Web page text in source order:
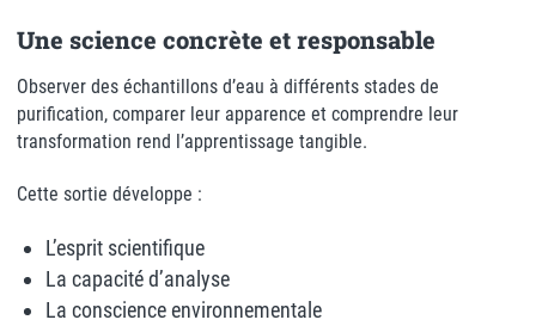
Une science concrète et responsable
Observer des échantillons d’eau à différents stades de
purification, comparer leur apparence et comprendre leur
transformation rend l’apprentissage tangible.
Cette sortie développe :
L’esprit scientifique
La capacité d’analyse
La conscience environnementale